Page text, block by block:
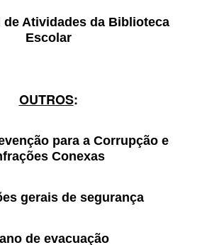
de Atividades da Biblioteca
Escolar
OUTROS:
para a Corrupção e
Conexas
gerais de segurança
de evacuação